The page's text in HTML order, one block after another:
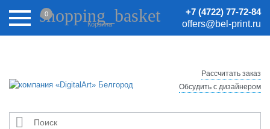
Внимание! Цены на сайте могут быть неактуальными.
Актуальные цены уточняйте у менеджеров.
+7 (4722) 77-72-84
offers@bel-print.ru
shopping_basket
Корзина
0

Рассчитать заказ
Обсудить с дизайнером